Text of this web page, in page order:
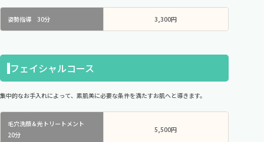
姿勢指導 30分 3,300円
フェイシャルコース
集中的なお手入れによって、素肌美に必要な条件を満たすお肌へと導きます。
毛穴洗顔＆光トリートメント
20分
5,500円